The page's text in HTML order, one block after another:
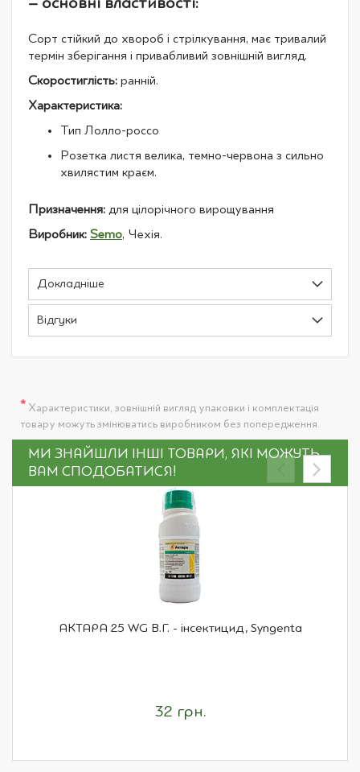
– основні властивості:
Сорт стійкий до хвороб і стрілкування, має тривалий
термін зберігання і привабливий зовнішній вигляд.
Скоростиглість: ранній.
Характеристика:
Тип Лолло-россо
Розетка листя велика, темно-червона з сильно
хвилястим краєм.
Призначення: для цілорічного вирощування
Виробник: Semo, Чехія.
Докладніше
Відгуки
* Характеристики, зовнішній вигляд упаковки і комплектація
товару можуть змінюватись виробником без попередження.
МИ ЗНАЙШЛИ ІНШІ ТОВАРИ, ЯКІ МОЖУТЬ
ВАМ СПОДОБАТИСЯ!
АКТАРА 25 WG В.Г. - інсектицид, Syngenta
32 грн.